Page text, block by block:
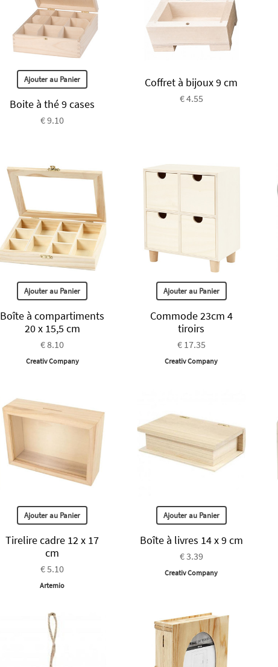
Ajouter au Panier
Boite à thé 9 cases
€ 9.10
Coffret à bijoux 9 cm
€ 4.55
Ajouter au Panier
Boîte à compartiments
20 x 15,5 cm
€ 8.10
Creativ Company
Ajouter au Panier
Commode 23cm 4
tiroirs
€ 17.35
Creativ Company
Ajouter au Panier
Tirelire cadre 12 x 17
cm
€ 5.10
Artemio
Ajouter au Panier
Boîte à livres 14 x 9 cm
€ 3.39
Creativ Company